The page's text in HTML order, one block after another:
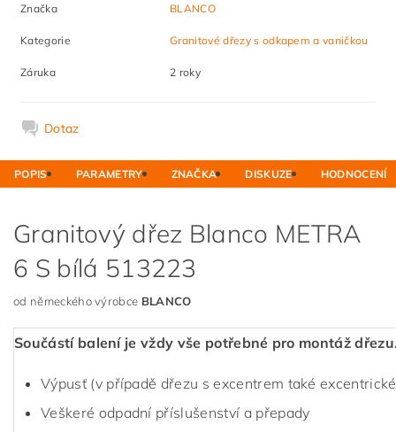
Značka BLANCO
Kategorie Granitové dřezy s odkapem a vaničkou
Záruka 2 roky
Dotaz
POPIS PARAMETRY ZNAČKA DISKUZE HODNOCENÍ
Granitový dřez Blanco METRA
6 S bílá 513223
od německého výrobce BLANCO
Součástí balení je vždy vše potřebné pro montáž
Výpusť (v případě dřezu s excentrem také
Veškeré odpadní příslušenství a přepady